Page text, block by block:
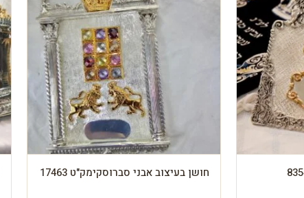
חושן בעיצוב אבני סברוסקימק"ט 17463